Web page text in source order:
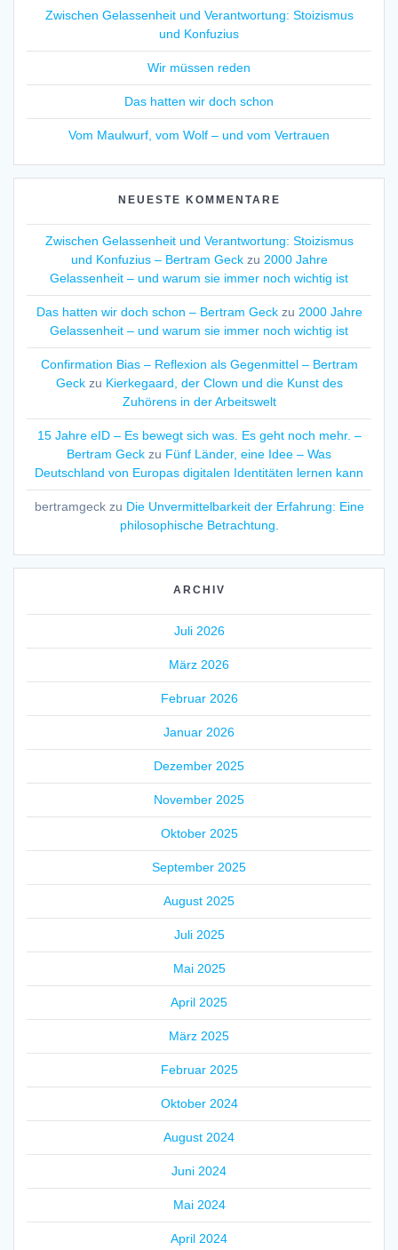
Zwischen Gelassenheit und Verantwortung: Stoizismus
und Konfuzius
Wir müssen reden
Das hatten wir doch schon
Vom Maulwurf, vom Wolf – und vom Vertrauen
NEUESTE KOMMENTARE
Zwischen Gelassenheit und Verantwortung: Stoizismus
und Konfuzius – Bertram Geckzu 2000 Jahre
Gelassenheit – und warum sie immer noch wichtig ist
Das hatten wir doch schon – Bertram Geckzu 2000 Jahre
Gelassenheit – und warum sie immer noch wichtig ist
Confirmation Bias – Reflexion als Gegenmittel – Bertram
Geckzu Kierkegaard, der Clown und die Kunst des
Zuhörens in der Arbeitswelt
15 Jahre eID – Es bewegt sich was. Es geht noch mehr. –
Bertram Geck zu Fünf Länder, eine Idee – Was
Deutschland von Europas digitalen Identitäten lernen kann
bertramgeckzu Die Unvermittelbarkeit der Erfahrung: Eine
philosophische Betrachtung.
ARCHIV
Juli 2026
März 2026
Februar 2026
Januar 2026
Dezember 2025
November 2025
Oktober 2025
September 2025
August 2025
Juli 2025
Mai 2025
April 2025
März 2025
Februar 2025
Oktober 2024
August 2024
Juni 2024
Mai 2024
April 2024